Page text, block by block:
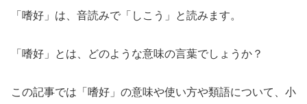
「嗜好」は、音読みで「しこう」と読みます。
「嗜好」とは、どのような意味の言葉でしょうか？
この記事では「嗜好」の意味や使い方や類語について、小